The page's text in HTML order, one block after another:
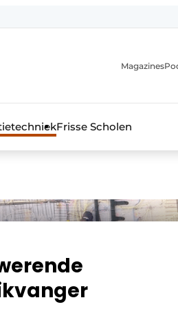
Magazines
Frisse Scholen